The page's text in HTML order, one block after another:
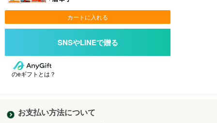
カートに入れる
のeギフトとは？
お支払い方法について